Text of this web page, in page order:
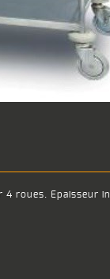
4 roues. Epaisseur